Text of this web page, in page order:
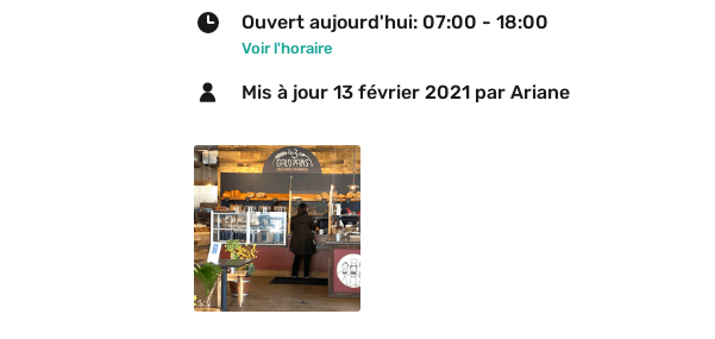
Ouvert aujourd'hui: 07:00 - 18:00
Voir l'horaire
Mis à jour 13 février 2021 par Ariane